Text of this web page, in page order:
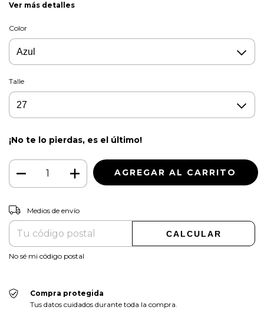
Ver más detalles
Color
Talle
¡No te lo pierdas, es el último!
Entregas para el CP:
Medios de envío
CALCULAR
No sé mi código postal
Compra protegida
Tus datos cuidados durante toda la compra.